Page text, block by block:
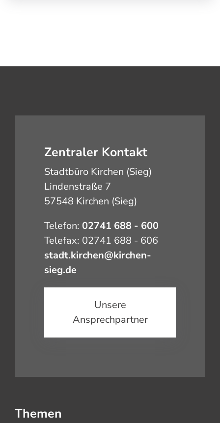
Zentraler Kontakt
Stadtbüro Kirchen (Sieg)
Lindenstraße 7
57548 Kirchen (Sieg)
Telefon: 02741 688 - 600
Telefax: 02741 688 - 606
stadt.kirchen@kirchen-
sieg.de
Unsere
Ansprechpartner
Themen